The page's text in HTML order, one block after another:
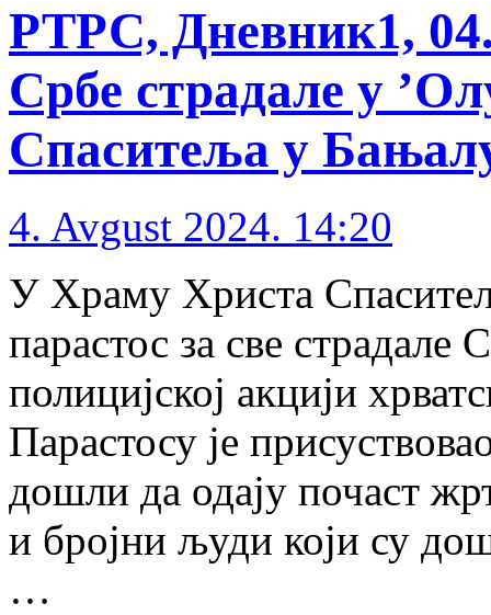
РТРС, Дневник1, 04.
Србе страдале у
Спаситеља у
4. Avgust 2024. 14:20
У Храму Христа
парастос за све страдале
полицијској акцији
Парастосу је
дошли да одају почаст
и бројни људи који су
…